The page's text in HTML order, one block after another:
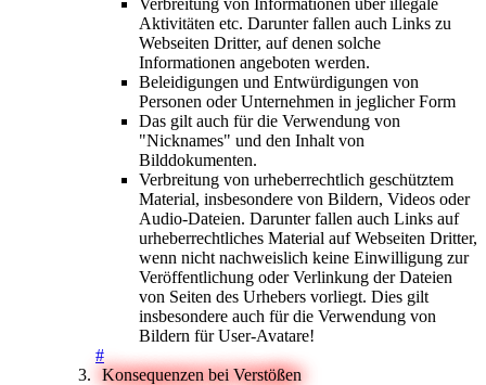
Aktivitäten etc. Darunter fallen auch Links zu
Webseiten Dritter, auf denen solche
Informationen angeboten werden.
Beleidigungen und Entwürdigungen von
Personen oder Unternehmen in jeglicher Form
Das gilt auch für die Verwendung von
"Nicknames" und den Inhalt von
Bilddokumenten.
Verbreitung von urheberrechtlich geschütztem
Material, insbesondere von Bildern, Videos oder
Audio-Dateien. Darunter fallen auch Links auf
urheberrechtliches Material auf Webseiten Dritter,
wenn nicht nachweislich keine Einwilligung zur
Veröffentlichung oder Verlinkung der Dateien
von Seiten des Urhebers vorliegt. Dies gilt
insbesondere auch für die Verwendung von
Bildern für User-Avatare!
#
Konsequenzen bei Verstößen